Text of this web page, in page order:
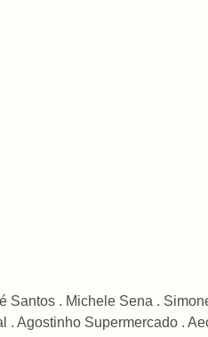
Santos . Michele Sena .
Agostinho Supermercado .